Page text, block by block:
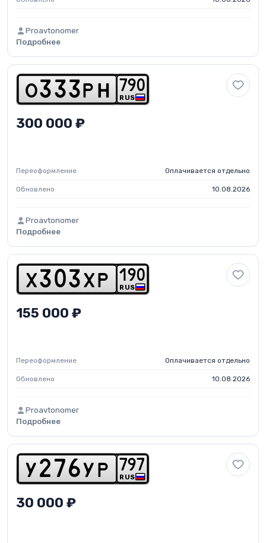
Proavtonomer
Подробнее
o3 3 3 p h RUS
790
300 000 ₽
Переоформление Оплачивается отдельно
Обновлено 10.08.2026
Proavtonomer
Подробнее
x 3 0 3 x p RUS
1 90
155 000 ₽
Переоформление Оплачивается отдельно
Обновлено 10.08.2026
Proavtonomer
Подробнее
y 2 7 6 y p RUS
79 7
30 000 ₽